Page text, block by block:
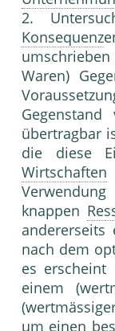
2.
Konsequenz
Waren)
übertragbar
die diese
Wirtschaften
knappen
nach dem
es erscheint
einem
um einen